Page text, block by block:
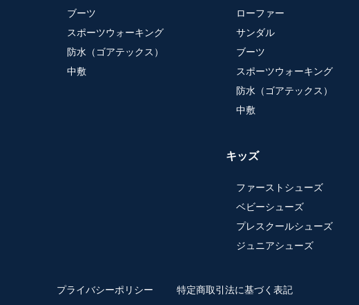
ブーツ
スポーツウォーキング
防水（ゴアテックス）
中敷
ローファー
サンダル
ブーツ
スポーツウォーキング
防水（ゴアテックス）
中敷
キッズ
ファーストシューズ
ベビーシューズ
プレスクールシューズ
ジュニアシューズ
プライバシーポリシー 特定商取引法に基づく表記